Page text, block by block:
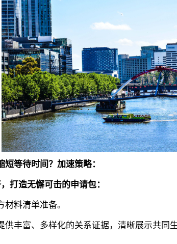
短等待时间？加速策略：
打造无懈可击的申请包：
料清单准备。
供丰富、多样化的关系证据，清晰展示共同